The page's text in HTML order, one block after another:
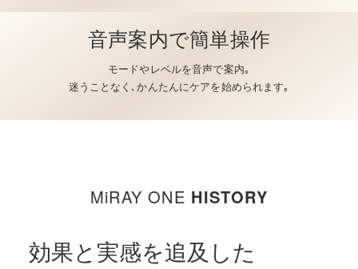
音声案内で簡単操作
モードやレベルを音声で案内｡
迷うことなく､かんたんにケアを始められます｡
MiRAY ONE HISTORY
効果と実感を追及した